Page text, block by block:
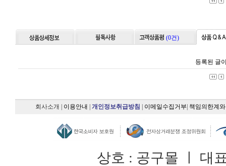
(0건)
등록된 글
회사소개 이용안내 개인정보취급방침 이메일수집거부 책임의한계
상호 : 공구몰 ㅣ 대